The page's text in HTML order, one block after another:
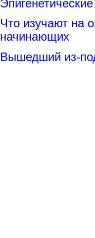
Что изучают на
начинающих
Вышедший из-